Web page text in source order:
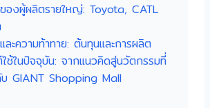
ของผู้ผลิตรายใหญ่: Toyota, CATL
ละความท้าทาย: ต้นทุนและการผลิต
ใช้ในปัจจุบัน: จากแนวคิดสู่นวัตกรรมที่
GIANT Shopping Mall